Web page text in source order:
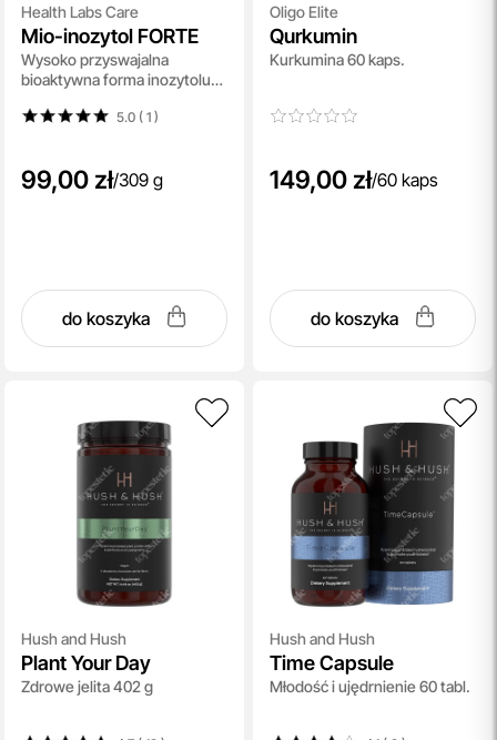
Health Labs Care
Mio-inozytol FORTE
Wysoko przyswajalna
bioaktywna forma inozytolu
5.0 ( 1)
99,00 zł/309 g
do koszyka
Oligo Elite
Qurkumin
Kurkumina 60 kaps.
149,00 zł/60 kaps
do koszyka
Hush and Hush
Plant Your Day
Zdrowe jelita 402 g
Hush and Hush
Time Capsule
Młodość i ujędrnienie 60 tabl.